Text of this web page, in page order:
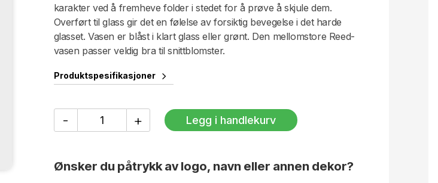
karakter ved å fremheve folder i stedet for å prøve å skjule dem.
Overført til glass gir det en følelse av forsiktig bevegelse i det harde
glasset. Vasen er blåst i klart glass eller grønt. Den mellomstore Reed-
vasen passer veldig bra til snittblomster.
Produktspesifikasjoner
-
vase
+ Legg i handlekurv
Ønsker du påtrykk av logo, navn eller annen dekor?